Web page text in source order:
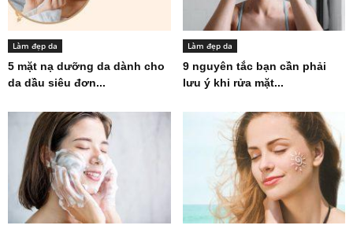
Làm đẹp da
5 mặt nạ dưỡng da dành cho
da dầu siêu đơn...
Làm đẹp da
9 nguyên tắc bạn cần phải
lưu ý khi rửa mặt...